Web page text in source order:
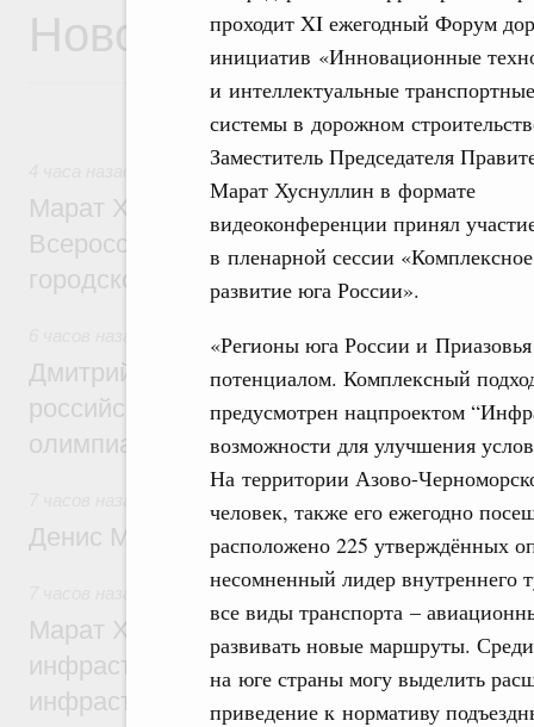
проходит XI ежегодный Форум
инициатив «Инновационные
и интеллектуальные транспортные
системы в дорожном
Заместитель Председателя
Марат Хуснуллин в формате
видеоконференции принял
в пленарной сессии «Комплексное
развитие юга России».
«Регионы юга России и
потенциалом. Комплексный
предусмотрен нацпроектом
возможности для улучшения
На территории Азово-
человек, также его ежегодно
расположено 225 утверждённых
несомненный лидер внутреннего
все виды транспорта –
развивать новые маршруты.
на юге страны могу выделить
приведение к нормативу
Новости
Экономика городов. Городская среда
Марат Хуснуллин провёл заседание
Всероссийского конкурса лучших
городской среды
Отрасль информационных технологий
Дмитрий Чернышенко и Сергей Кравцов
российскую сборную с победой на
олимпиаде по искусственному
Денис Мантуров посетил Ярославскую
Бюджеты субъектов Федерации.
Марат Хуснуллин: 15 объектов
инфраструктуры построили и обновили
инфраструктурным кредитам